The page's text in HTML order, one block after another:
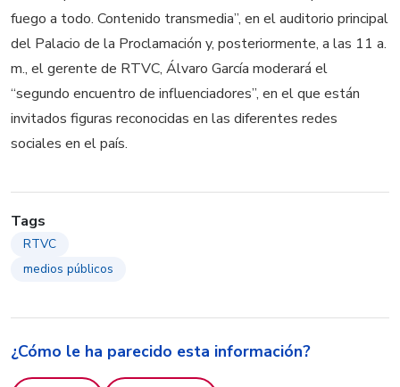
fuego a todo. Contenido transmedia”, en el auditorio principal
del Palacio de la Proclamación y, posteriormente, a las 11 a.
m., el gerente de RTVC, Álvaro García moderará el
“segundo encuentro de influenciadores”, en el que están
invitados figuras reconocidas en las diferentes redes
sociales en el país.
Tags
RTVC
medios públicos
¿Cómo le ha parecido esta información?